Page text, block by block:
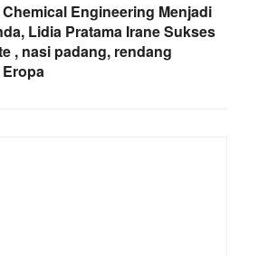
Engineering Menjadi
Lidia Pratama Irane Sukses
, nasi padang, rendang